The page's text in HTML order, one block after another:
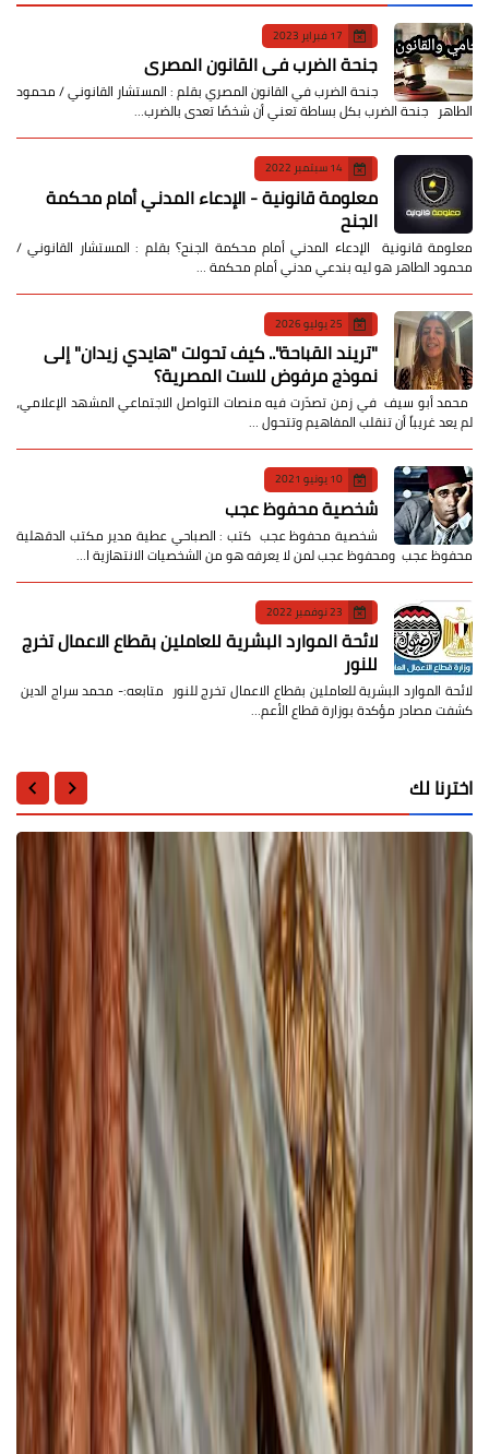
17 فبراير 2023
جنحة الضرب في القانون المصري
جنحة الضرب في القانون المصري بقلم : المستشار القانوني / محمود
الطاهر جنحة الضرب بكل بساطة تعني أن شخصًا تعدى بالضرب…
14 سبتمبر 2022
معلومة قانونية - الإدعاء المدني أمام محكمة
الجنح
معلومة قانونية الإدعاء المدني أمام محكمة الجنح؟ بقلم : المستشار القانوني /
محمود الطاهر هو ليه بندعي مدني أمام محكمة …
25 يوليو 2026
​"تريند القباحة".. كيف تحولت "هايدي زيدان" إلى
نموذج مرفوض للست المصرية؟
​ محمد أبو سيف ​في زمن تصدّرت فيه منصات التواصل الاجتماعي المشهد الإعلامي،
لم يعد غريباً أن تنقلب المفاهيم وتتحول …
10 يونيو 2021
شخصية محفوظ عجب
شخصية محفوظ عجب كتب : الصباحي عطية مدير مكتب الدقهلية
محفوظ عجب ومحفوظ عجب لمن لا يعرفه هو من الشخصيات الانتهازية ا…
23 نوفمبر 2022
لائحة الموارد البشرية للعاملين بقطاع الاعمال تخرج
للنور
لائحة الموارد البشرية للعاملين بقطاع الاعمال تخرج للنور متابعه:- محمد سراج الدين
كشفت مصادر مؤكدة بوزارة قطاع الأعم…
اخترنا لك